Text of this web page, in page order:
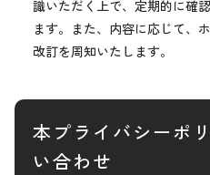
識いただく上で、定期的に確
ます。また、内容に応じて、
改訂を周知いたします。
本プライバシーポ
い合わせ